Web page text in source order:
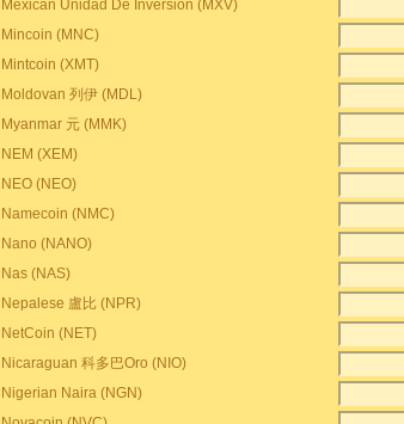
Mexican Unidad De Inversion (MXV)
Mincoin (MNC)
Mintcoin (XMT)
Moldovan 列伊 (MDL)
Myanmar 元 (MMK)
NEM (XEM)
NEO (NEO)
Namecoin (NMC)
Nano (NANO)
Nas (NAS)
Nepalese 盧比 (NPR)
NetCoin (NET)
Nicaraguan 科多巴Oro (NIO)
Nigerian Naira (NGN)